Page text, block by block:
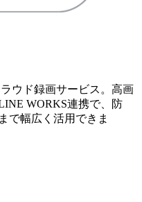
ウド録画サービス。高画
WORKS連携で、防
で幅広く活用できま